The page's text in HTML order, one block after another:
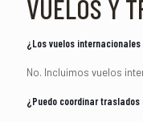
VUELOS Y
¿Los vuelos
No. Incluimos vuelos
¿Puedo coordinar